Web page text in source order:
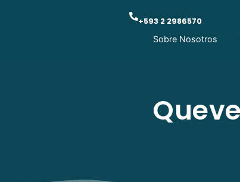
+593 2 2986570
Sobre Nosotros